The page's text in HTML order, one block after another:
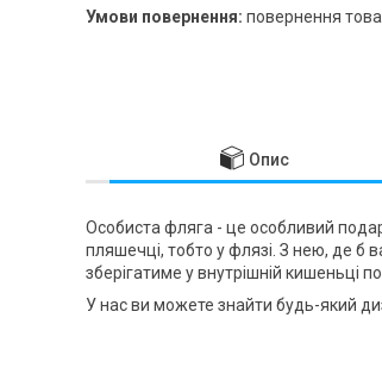
повернення
Опис
Особиста фляга - це особливий
пляшечці, тобто у флязі. З нею, де
зберігатиме у внутрішній кишеньці
У нас ви можете знайти будь-який